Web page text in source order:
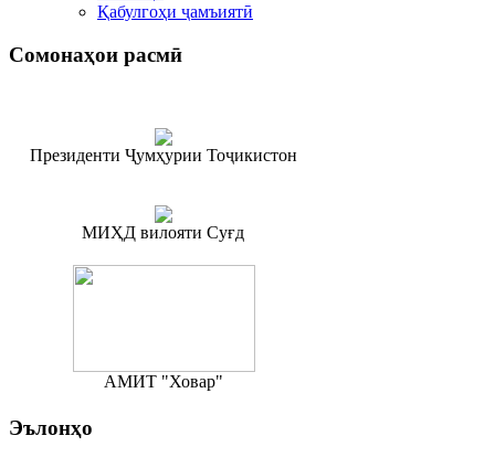
Қабулгоҳи ҷамъиятӣ
Сомонаҳои расмӣ
Президенти Ҷумҳурии Тоҷикистон
МИҲД вилояти Суғд
АМИТ "Ховар"
Эълонҳо